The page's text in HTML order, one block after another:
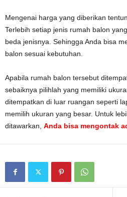
Mengenai harga yang diberikan
Terlebih setiap jenis rumah balon
beda jenisnya. Sehingga Anda bisa
balon sesuai kebutuhan.
Apabila rumah balon tersebut
sebaiknya pilihlah yang memiliki
ditempatkan di luar ruangan seperti
memilih ukuran yang besar. Untuk
ditawarkan, Anda bisa mengontak